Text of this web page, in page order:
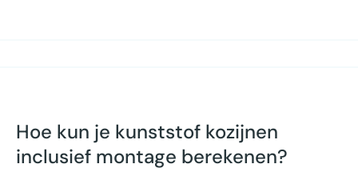
Hoe kun je kunststof kozijnen
inclusief montage berekenen?